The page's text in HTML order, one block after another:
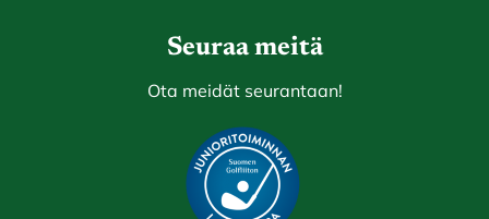
Seuraa meitä
Ota meidät seurantaan!